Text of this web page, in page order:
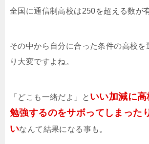
全国に通信制高校は250を超える数が
その中から自分に合った条件の高校を
り大変ですよね。
「どこも一緒だよ」と いい加減に高
勉強するのをサボってしまった
いなんて結果になる事も。